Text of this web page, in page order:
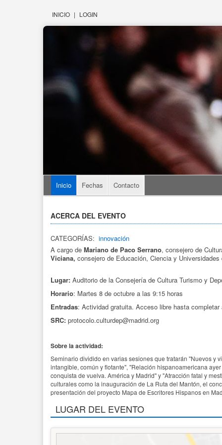
INICIO | LOGIN
Inicio Fechas Contacto
ACERCA DEL EVENTO
CATEGORÍAS: innovación
A cargo de Mariano de Paco Serrano, consejero de
Viciana, consejero de Educación, Ciencia y
Lugar: Auditorio de la Consejería de Cultura Turismo y
Horario: Martes 8 de octubre a las 9:15 horas
Entradas: Actividad gratuita. Acceso libre hasta completar
SRC: protocolo.culturdep@madrid.org
Sobre la actividad:
Seminario dividido en varias sesiones que tratarán "Nuevos y
intangible, común y flotante", "Relación hispanoamericana
conquista de vuelva. América y Madrid" y "Atracción fatal y
culturales como la inauguración de La Ruta del Mantón, el
presentación del proyecto Mapa de Escritores Hispanos en
LUGAR DEL EVENTO